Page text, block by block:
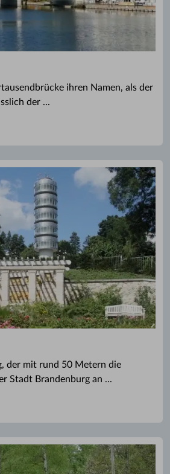
ihren Namen, als der
der ...
der mit rund 50 Metern die
Stadt Brandenburg an ...